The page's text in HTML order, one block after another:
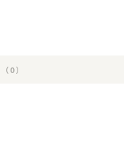
（0）